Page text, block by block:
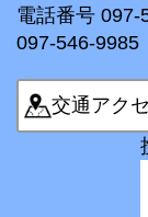
電話番号 097-
097-546-9985
交通アク